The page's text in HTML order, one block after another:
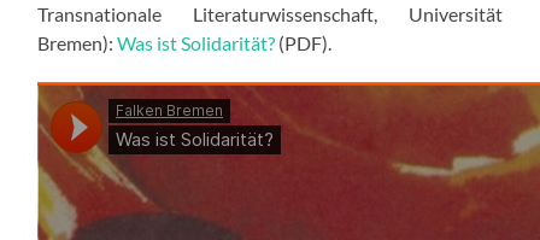
Transnationale Literaturwissenschaft, Universität
Bremen):Was ist Solidarität? (PDF).